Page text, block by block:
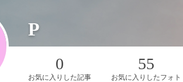
P
0
お気に入りした記事
55
お気に入りしたフォト